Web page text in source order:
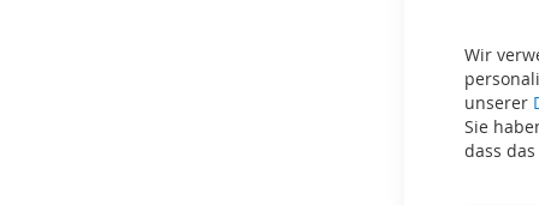
Wir
unserer
Sie
dass